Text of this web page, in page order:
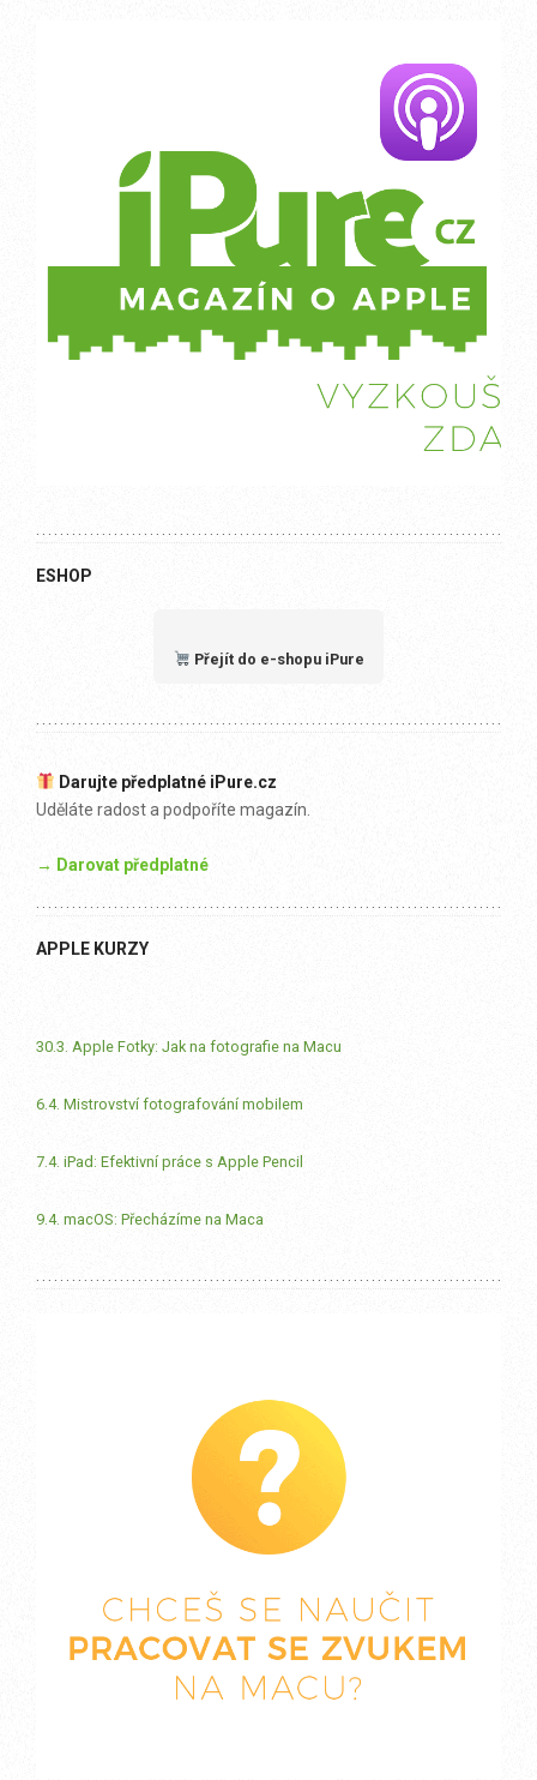
ESHOP
Přejít do e-shopu iPure
Darujte předplatné iPure.cz
Uděláte radost a podpoříte magazín.
→ Darovat předplatné
APPLE KURZY
30.3. Apple Fotky: Jak na fotografie na Macu
6.4. Mistrovství fotografování mobilem
7.4. iPad: Efektivní práce s Apple Pencil
9.4. macOS: Přecházíme na Maca